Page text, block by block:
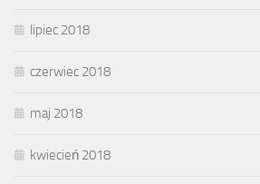
lipiec 2018
czerwiec 2018
maj 2018
kwiecień 2018